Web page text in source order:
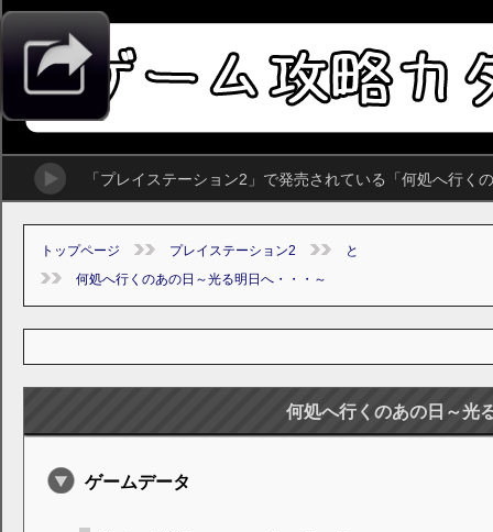
「プレイステーション2」で発売されている「何処へ行
トップページ プレイステーション2
と
何処へ行くのあの日～光る明日へ・・・～
何処へ行くのあの日～光
ゲームデータ